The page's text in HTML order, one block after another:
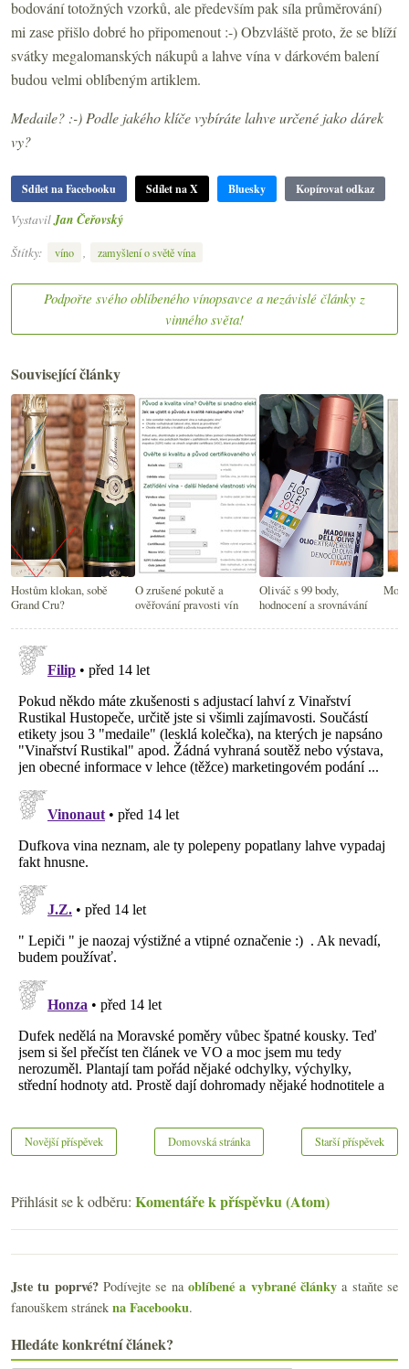
bodování totožných vzorků, ale především pak síla průměrování)
mi zase přišlo dobré ho připomenout :-) Obzvláště proto, že se blíží
svátky megalomanských nákupů a lahve vína v dárkovém balení
budou velmi oblíbeným artiklem.
Medaile? :-) Podle jakého klíče vybíráte lahve určené jako dárek
vy?
Sdílet na Facebooku Sdílet na X Bluesky Kopírovat odkaz
Vystavil Jan Čeřovský
Štítky:
víno , zamyšlení o světě vína
Podpořte svého oblíbeného vínopsavce a nezávislé články z
vinného světa!
Související články
Hostům klokan, sobě
Grand Cru?
O zrušené pokutě a
ověřování pravosti vín
Oliváč s 99 body,
hodnocení a srovnávání
Novější příspěvek Starší příspěvek
Domovská stránka
Přihlásit se k odběru: Komentáře k příspěvku (Atom)
Jste tu poprvé?Podívejte se naoblíbené a vybrané články a staňte se
fanouškem stránek na Facebooku.
Hledáte konkrétní článek?